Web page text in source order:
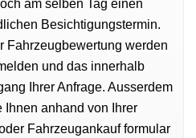
am selben Tag einen
Besichtigungstermin.
Fahrzeugbewertung werden
und das innerhalb
Ihrer Anfrage. Ausserdem
Ihnen anhand von Ihrer
Fahrzeugankauf formular